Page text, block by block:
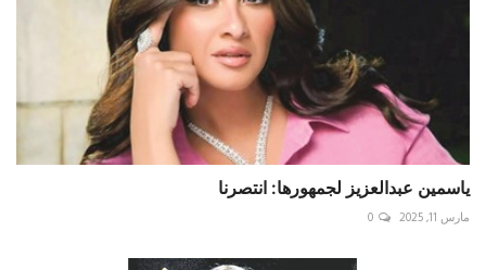
ياسمين عبدالعزيز لجمهورها: انتصرنا
مارس 11, 2025 0